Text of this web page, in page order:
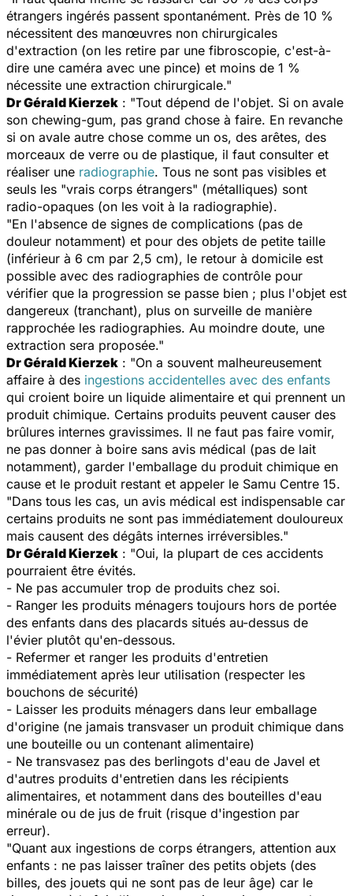
étrangers ingérés passent spontanément. Près de 10 %
nécessitent des manœuvres non chirurgicales
d'extraction (on les retire par une fibroscopie, c'est-à-
dire une caméra avec une pince) et moins de 1 %
nécessite une extraction chirurgicale."
Dr Gérald Kierzek : "Tout dépend de l'objet. Si on avale
son chewing-gum, pas grand chose à faire. En revanche
si on avale autre chose comme un os, des arêtes, des
morceaux de verre ou de plastique, il faut consulter et
réaliser une radiographie. Tous ne sont pas visibles et
seuls les "vrais corps étrangers" (métalliques) sont
radio-opaques (on les voit à la radiographie).
"En l'absence de signes de complications (pas de
douleur notamment) et pour des objets de petite taille
(inférieur à 6 cm par 2,5 cm), le retour à domicile est
possible avec des radiographies de contrôle pour
vérifier que la progression se passe bien ; plus l'objet est
dangereux (tranchant), plus on surveille de manière
rapprochée les radiographies. Au moindre doute, une
extraction sera proposée."
Dr Gérald Kierzek : "On a souvent malheureusement
affaire à des ingestions accidentelles avec des enfants
qui croient boire un liquide alimentaire et qui prennent un
produit chimique. Certains produits peuvent causer des
brûlures internes gravissimes. Il ne faut pas faire vomir,
ne pas donner à boire sans avis médical (pas de lait
notamment), garder l'emballage du produit chimique en
cause et le produit restant et appeler le Samu Centre 15.
"Dans tous les cas, un avis médical est indispensable car
certains produits ne sont pas immédiatement douloureux
mais causent des dégâts internes irréversibles."
Dr Gérald Kierzek : "Oui, la plupart de ces accidents
pourraient être évités.
- Ne pas accumuler trop de produits chez soi.
- Ranger les produits ménagers toujours hors de portée
des enfants dans des placards situés au-dessus de
l'évier plutôt qu'en-dessous.
- Refermer et ranger les produits d'entretien
immédiatement après leur utilisation (respecter les
bouchons de sécurité)
- Laisser les produits ménagers dans leur emballage
d'origine (ne jamais transvaser un produit chimique dans
une bouteille ou un contenant alimentaire)
- Ne transvasez pas des berlingots d'eau de Javel et
d'autres produits d'entretien dans les récipients
alimentaires, et notamment dans des bouteilles d'eau
minérale ou de jus de fruit (risque d'ingestion par
erreur).
"Quant aux ingestions de corps étrangers, attention aux
enfants : ne pas laisser traîner des petits objets (des
billes, des jouets qui ne sont pas de leur âge) car le